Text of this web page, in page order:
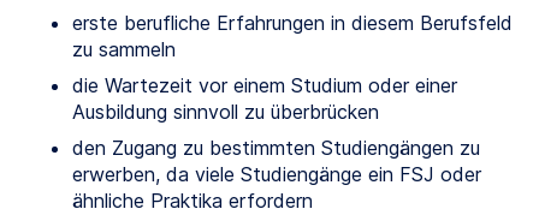
erste berufliche Erfahrungen in diesem Berufsfeld
zu sammeln
die Wartezeit vor einem Studium oder einer
Ausbildung sinnvoll zu überbrücken
den Zugang zu bestimmten Studiengängen zu
erwerben, da viele Studiengänge ein FSJ oder
ähnliche Praktika erfordern